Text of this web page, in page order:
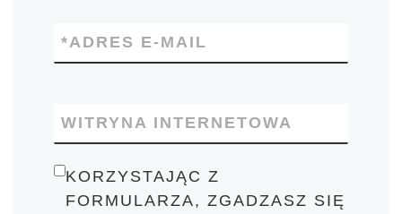
ADRES E-MAIL
*
WITRYNA INTERNETOWA
KORZYSTAJĄC Z
FORMULARZA, ZGADZASZ SIĘ